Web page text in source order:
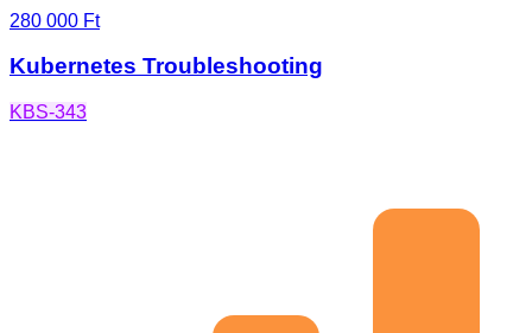
280 000 Ft
Kubernetes Troubleshooting
KBS-343